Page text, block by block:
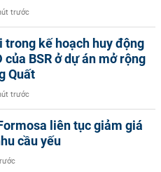
trước
trong kế hoạch huy động
của BSR ở dự án mở rộng
Quất
trước
liên tục giảm giá
cầu yếu